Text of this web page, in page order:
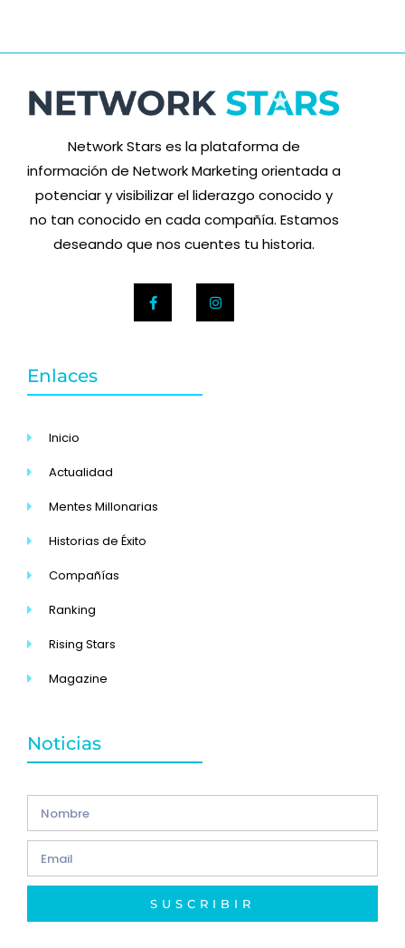
Network Stars es la plataforma de
información de Network Marketing orientada a
potenciar y visibilizar el liderazgo conocido y
no tan conocido en cada compañía. Estamos
deseando que nos cuentes tu historia.
Enlaces
Inicio
Actualidad
Mentes Millonarias
Historias de Éxito
Compañías
Ranking
Rising Stars
Magazine
Noticias
SUSCRIBIR